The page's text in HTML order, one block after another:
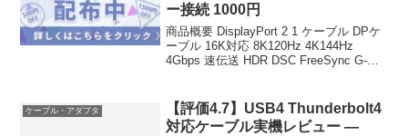
ー接続 1000円
商品概要 DisplayPort 2 1 ケーブル DPケ
ーブル 16K対応 8K120Hz 4K144Hz
4Gbps 速伝送 HDR DSC FreeSync G-
ケーブル・アダプタ
【評価4.7】USB4 Thunderbolt4
対応ケーブル実機レビュー —